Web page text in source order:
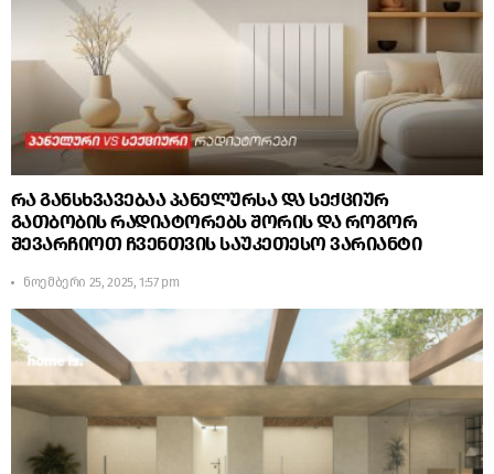
რა განსხვავებაა პანელურსა და სექციურ
გათბობის რადიატორებს შორის და როგორ
შევარჩიოთ ჩვენთვის საუკეთესო ვარიანტი
ნოემბერი 25, 2025, 1:57 pm